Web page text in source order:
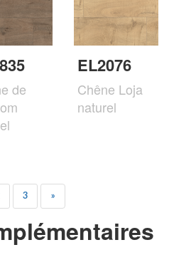
de
EL2076
Chêne Loja
naturel
3 »